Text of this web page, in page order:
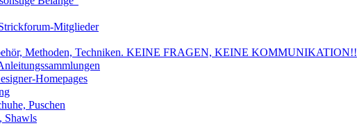
Mitglieder
Methoden, Techniken. KEINE FRAGEN, KEINE KOMMUNIKATION!!
Homepages
Puschen
Shawls